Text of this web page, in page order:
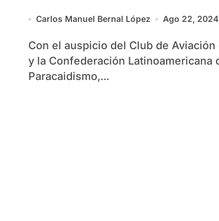
III Copa de la Amistad de
Carlos Manuel Bernal López Ago 22, 2024
Con el auspicio del Club de Aviación de Cuba
y la Confederación Latinoamericana
Paracaidismo,...